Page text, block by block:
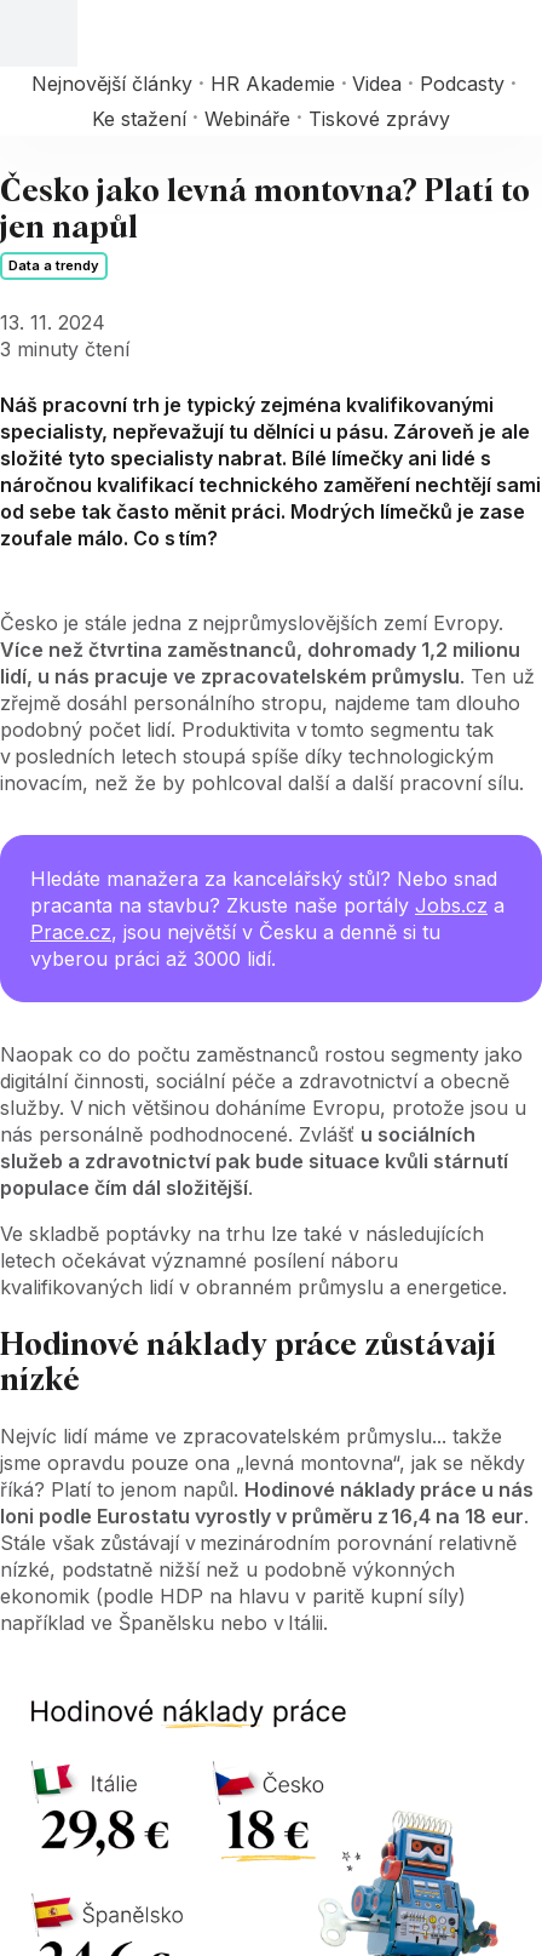
Nejnovější články HR Akademie Videa
Podcasty
Ke stažení
Webináře Tiskové zprávy
Česko jako levná montovna? Platí to
jen napůl
Data a trendy
13. 11. 2024
3 minuty čtení
Náš pracovní trh je typický zejména kvalifikovanými
specialisty, nepřevažují tu dělníci u pásu. Zároveň je ale
složité tyto specialisty nabrat. Bílé límečky ani lidé s
náročnou kvalifikací technického zaměření nechtějí sami
od sebe tak často měnit práci. Modrých límečků je zase
zoufale málo. Co s tím?
Česko je stále jedna z nejprůmyslovějších zemí Evropy.
Více než čtvrtina zaměstnanců, dohromady 1,2 milionu
lidí, u nás pracuje ve zpracovatelském průmyslu. Ten už
zřejmě dosáhl personálního stropu, najdeme tam dlouho
podobný počet lidí. Produktivita v tomto segmentu tak
v posledních letech stoupá spíše díky technologickým
inovacím, než že by pohlcoval další a další pracovní sílu.
Hledáte manažera za kancelářský stůl? Nebo snad
pracanta na stavbu? Zkuste naše portály Jobs.cz a
Prace.cz, jsou největší v Česku a denně si tu
vyberou práci až 3000 lidí.
Naopak co do počtu zaměstnanců rostou segmenty jako
digitální činnosti, sociální péče a zdravotnictví a obecně
služby. V nich většinou doháníme Evropu, protože jsou u
nás personálně podhodnocené. Zvlášť u sociálních
služeb a zdravotnictví pak bude situace kvůli stárnutí
populace čím dál složitější.
Ve skladbě poptávky na trhu lze také v následujících
letech očekávat významné posílení náboru
kvalifikovaných lidí v obranném průmyslu a energetice.
Hodinové náklady práce zůstávají
nízké
Nejvíc lidí máme ve zpracovatelském průmyslu... takže
jsme opravdu pouze ona „levná montovna“, jak se někdy
říká? Platí to jenom napůl. Hodinové náklady práce u nás
loni podle Eurostatu vyrostly v průměru z 16,4 na 18 eur.
Stále však zůstávají v mezinárodním porovnání relativně
nízké, podstatně nižší než u podobně výkonných
ekonomik (podle HDP na hlavu v paritě kupní síly)
například ve Španělsku nebo v Itálii.